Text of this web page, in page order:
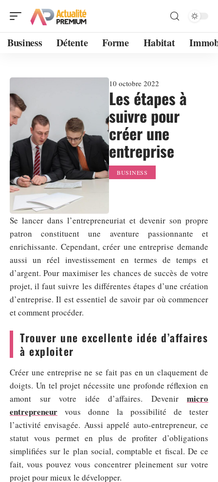
Business Détente Forme Habitat
10 octobre 2022
Les étapes à
suivre pour
créer une
entreprise
BUSINESS
Se lancer dans l’entrepreneuriat et devenir son propre
patron constituent une aventure passionnante et
enrichissante. Cependant, créer une entreprise demande
aussi un réel investissement en termes de temps et
d’argent. Pour maximiser les chances de succès de votre
projet, il faut suivre les différentes étapes d’une création
d’entreprise. Il est essentiel de savoir par où commencer
et comment procéder.
Trouver une excellente idée d’affaires
à exploiter
Créer une entreprise ne se fait pas en un claquement de
doigts. Un tel projet nécessite une profonde réflexion en
amont sur votre idée d’affaires. Devenir micro
entrepreneur vous donne la possibilité de tester
l’activité envisagée. Aussi appelé auto-entrepreneur, ce
statut vous permet en plus de profiter d’obligations
simplifiées sur le plan social, comptable et fiscal. De ce
fait, vous pouvez vous concentrer pleinement sur votre
projet pour mieux le développer.